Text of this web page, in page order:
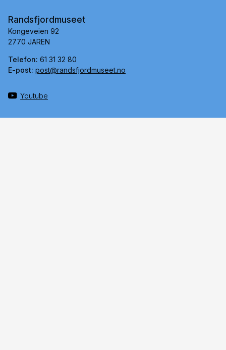
Randsfjordmuseet
Kongeveien 92
2770 JAREN
Telefon: 61 31 32 80
E-post: post@randsfjordmuseet.no
Youtube